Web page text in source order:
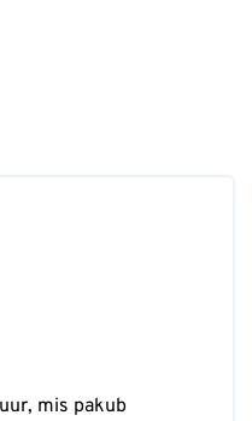
mis pakub